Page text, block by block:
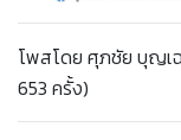
โพสโดย ศุภชัย บุญ
653 ครั้ง)